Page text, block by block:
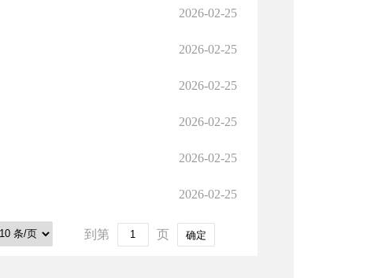
2026-02-25
2026-02-25
2026-02-25
2026-02-25
2026-02-25
2026-02-25
到第 页 确定